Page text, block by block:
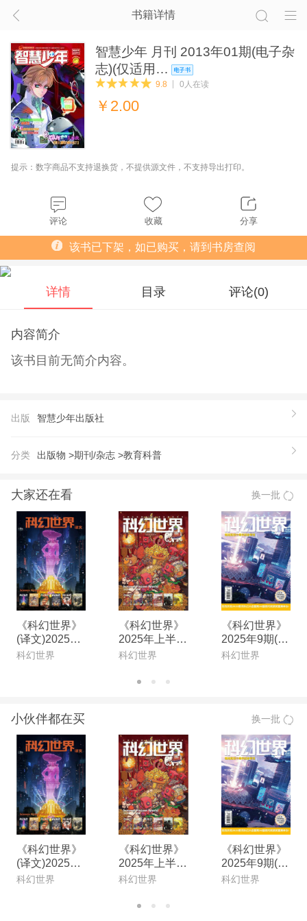
书籍详情
智慧少年 月刊 2013年01期(电子杂
志)(仅适用…
9.8 0人在读
￥ 2.00
提示：数字商品不支持退换货，不提供源文件，不支持导出打印。
评论 收藏 分享
该书已下架，如已购买，请到书房查阅
详情 目录 评论(0)
内容简介
该书目前无简介内容。
出版 智慧少年出版社
分类 出版物 >期刊/杂志 >教育科普
大家还在看 换一批
《科幻世界》
(译文)2025年
上半年合集(电
科幻世界
《科幻世界》
2025年上半年
合集(电子杂
科幻世界
《科幻世界》
2025年9期(电
子杂志)
科幻世界
小伙伴都在买 换一批
《科幻世界》
(译文)2025年
上半年合集(电
科幻世界
《科幻世界》
2025年上半年
合集(电子杂
科幻世界
《科幻世界》
2025年9期(电
子杂志)
科幻世界